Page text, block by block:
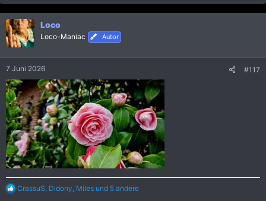
a
k
t
i
o
n
:
Loco
Loco-Maniac Autor
7 Juni 2026 #117
R
CrassuS Didony Miles und 5 andere